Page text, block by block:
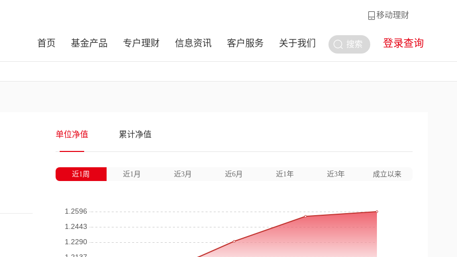
移动理财
搜索 登录查询
首页 基金产品 专户理财 信息资讯 客户服务 关于我们
单位净值 累计净值
近1周 近1月 近3月 近6月 近1年 近3年 成立以来